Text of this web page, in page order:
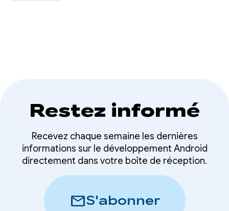
Restez informé
Recevez chaque semaine les dernières
informations sur le développement Android
directement dans votre boîte de réception.
mailS'abonner